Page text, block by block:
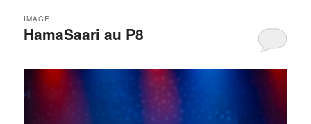
HamaSaari au P8
IMAGE